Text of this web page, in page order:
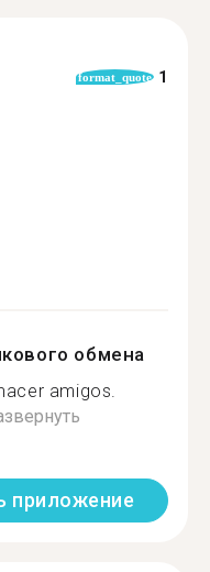
format_quote 1
обмена
amigos.
приложение